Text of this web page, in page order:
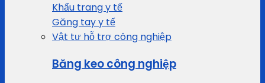
Khẩu trang y tế
Găng tay y tế
Vật tư hỗ trợ công nghiệp
Băng keo công nghiệp